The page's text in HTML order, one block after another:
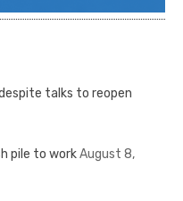
talks to reopen
pile to workAugust 8,